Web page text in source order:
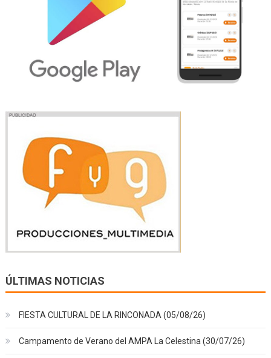
ÚLTIMAS NOTICIAS
FIESTA CULTURAL DE LA RINCONADA (05/08/26)
Campamento de Verano del AMPA La Celestina (30/07/26)